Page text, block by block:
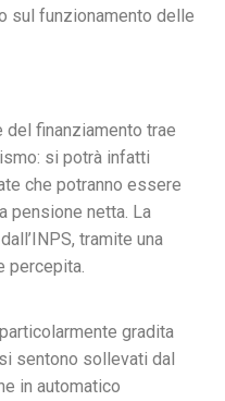
sul funzionamento delle
del finanziamento trae
si potrà infatti
che potranno essere
pensione netta. La
tramite una
percepita.
gradita
sentono sollevati dal
in automatico